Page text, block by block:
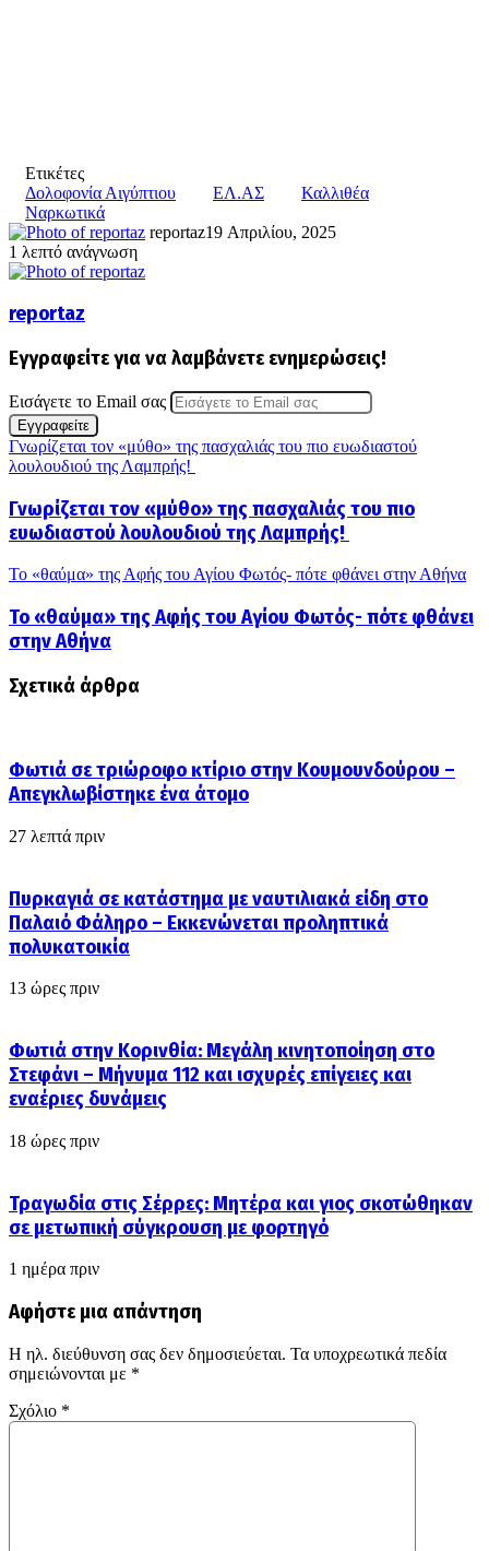
Ετικέτες
Δολοφονία Αιγύπτιου
ΕΛ.ΑΣ
Καλλιθέα
Ναρκωτικά
reportaz19 Απριλίου, 2025
1 λεπτό ανάγνωση
reportaz
Εγγραφείτε για να λαμβάνετε ενημερώσεις!
Εισάγετε το Email σας
Γνωρίζεται τον «μύθο» της πασχαλιάς του πιο ευωδιαστού
λουλουδιού της Λαμπρής!
Γνωρίζεται τον «μύθο» της πασχαλιάς του πιο
ευωδιαστού λουλουδιού της Λαμπρής!
Το «θαύμα» της Αφής του Αγίου Φωτός- πότε φθάνει στην Αθήνα
Το «θαύμα» της Αφής του Αγίου Φωτός- πότε φθάνει
στην Αθήνα
Σχετικά άρθρα
Φωτιά σε τριώροφο κτίριο στην Κουμουνδούρου –
Απεγκλωβίστηκε ένα άτομο
27 λεπτά πριν
Πυρκαγιά σε κατάστημα με ναυτιλιακά είδη στο
Παλαιό Φάληρο – Εκκενώνεται προληπτικά
πολυκατοικία
13 ώρες πριν
Φωτιά στην Κορινθία: Μεγάλη κινητοποίηση στο
Στεφάνι – Μήνυμα 112 και ισχυρές επίγειες και
εναέριες δυνάμεις
18 ώρες πριν
Τραγωδία στις Σέρρες: Μητέρα και γιος σκοτώθηκαν
σε μετωπική σύγκρουση με φορτηγό
1 ημέρα πριν
Αφήστε μια απάντηση
Η ηλ. διεύθυνση σας δεν δημοσιεύεται. Τα υποχρεωτικά πεδία
σημειώνονται με *
Σχόλιο *